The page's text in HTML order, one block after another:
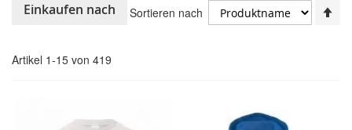
Artikel 1-15 von 419
Sortieren nach
Einkaufen nach